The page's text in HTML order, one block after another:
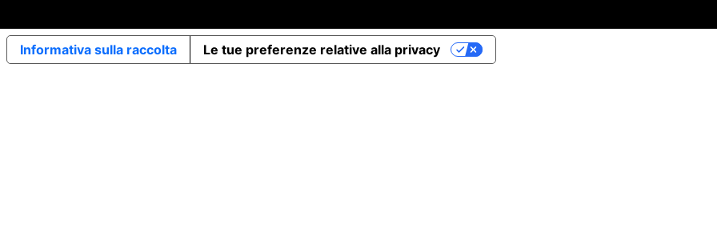
Informativa sulla raccolta Le tue preferenze relative alla privacy